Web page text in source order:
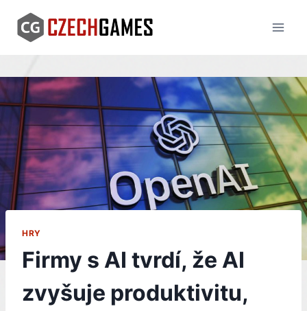
content
HRY
Firmy s AI tvrdí, že AI
zvyšuje produktivitu,